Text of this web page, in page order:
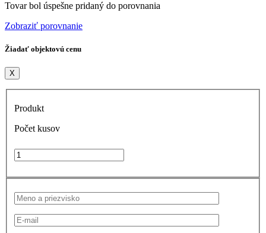
Tovar bol úspešne pridaný do porovnania
Zobraziť porovnanie
Žiadať objektovú cenu
X
Produkt
Počet kusov